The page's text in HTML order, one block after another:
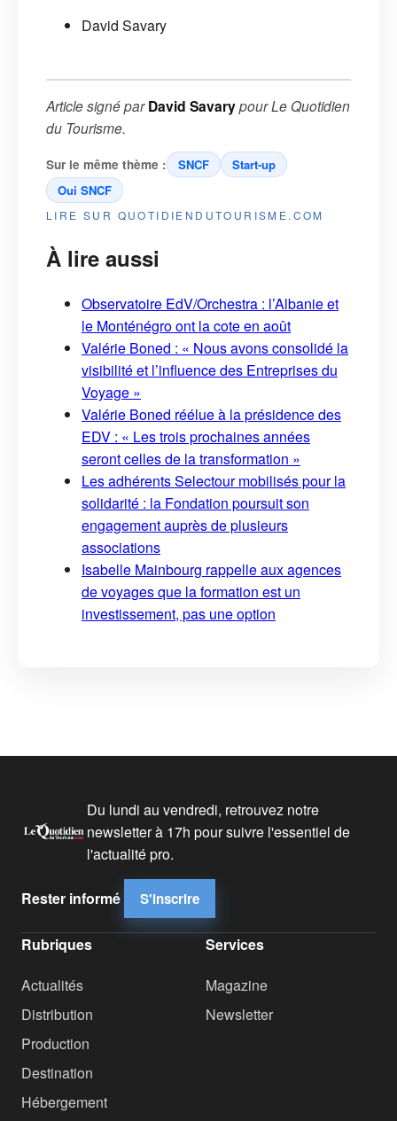
David Savary
Article signé parDavid SavarypourLe Quotidien
du Tourisme.
Sur le même thème : SNCF
Start-up
Oui SNCF
LIRE SUR QUOTIDIENDUTOURISME.COM
À lire aussi
Observatoire EdV/Orchestra : l’Albanie et
le Monténégro ont la cote en août
Valérie Boned : « Nous avons consolidé la
visibilité et l’influence des Entreprises du
Voyage »
Valérie Boned réélue à la présidence des
EDV : « Les trois prochaines années
seront celles de la transformation »
Les adhérents Selectour mobilisés pour la
solidarité : la Fondation poursuit son
engagement auprès de plusieurs
associations
Isabelle Mainbourg rappelle aux agences
de voyages que la formation est un
investissement, pas une option
Du lundi au vendredi, retrouvez notre
newsletter à 17h pour suivre l'essentiel de
l'actualité pro.
Rester informé S'inscrire
Rubriques
Actualités
Distribution
Production
Destination
Hébergement
Services
Magazine
Newsletter